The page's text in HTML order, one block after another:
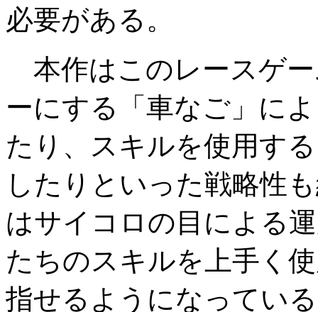
必要がある。
本作はこのレースゲ
ーにする「車なご」に
たり、スキルを使用す
したりといった戦略性
はサイコロの目による
たちのスキルを上手く
指せるようになってい